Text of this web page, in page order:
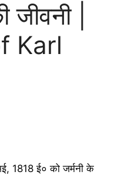
जीवनी |
Karl
1818 ई० को जर्मनी के